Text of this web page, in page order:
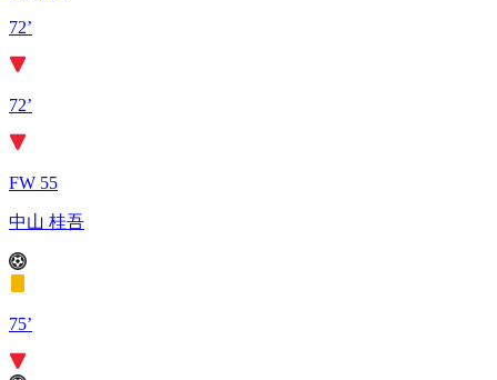
72’
72’
FW 55
中山 桂吾
75’